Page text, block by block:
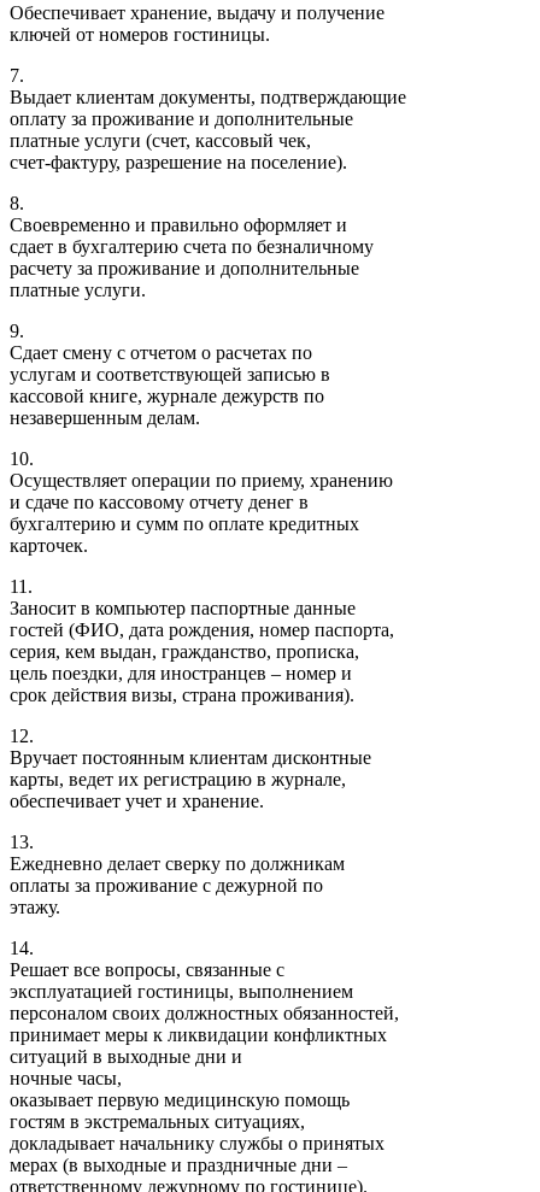
Обеспечивает хранение, выдачу и получение
ключей от номеров гостиницы.
7.
Выдает клиентам документы, подтверждающие
оплату за проживание и дополнительные
платные услуги (счет, кассовый чек,
счет-фактуру, разрешение на поселение).
8.
Своевременно и правильно оформляет и
сдает в бухгалтерию счета по безналичному
расчету за проживание и дополнительные
платные услуги.
9.
Сдает смену с отчетом о расчетах по
услугам и соответствующей записью в
кассовой книге, журнале дежурств по
незавершенным делам.
10.
Осуществляет операции по приему, хранению
и сдаче по кассовому отчету денег в
бухгалтерию и сумм по оплате кредитных
карточек.
11.
Заносит в компьютер паспортные данные
гостей (ФИО, дата рождения, номер паспорта,
серия, кем выдан, гражданство, прописка,
цель поездки, для иностранцев – номер и
срок действия визы, страна проживания).
12.
Вручает постоянным клиентам дисконтные
карты, ведет их регистрацию в журнале,
обеспечивает учет и хранение.
13.
Ежедневно делает сверку по должникам
оплаты за проживание с дежурной по
этажу.
14.
Решает все вопросы, связанные с
эксплуатацией гостиницы, выполнением
персоналом своих должностных обязанностей,
принимает меры к ликвидации конфликтных
ситуаций в выходные дни и
ночные часы,
оказывает первую медицинскую помощь
гостям в экстремальных ситуациях,
докладывает начальнику службы о принятых
мерах (в выходные и праздничные дни –
ответственному дежурному по гостинице).